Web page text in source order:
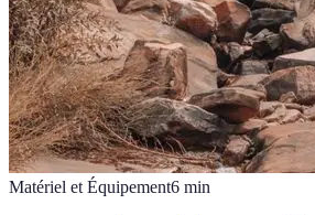
Matériel et Équipement6 min